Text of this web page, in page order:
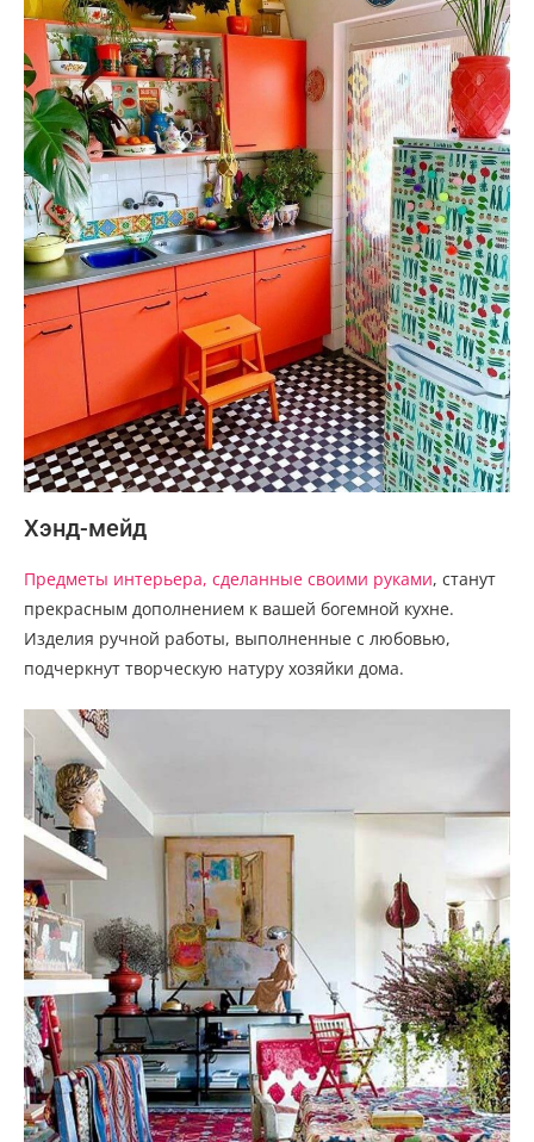
Хэнд-мейд
Предметы интерьера, сделанные своими руками, станут
прекрасным дополнением к вашей богемной кухне.
Изделия ручной работы, выполненные с любовью,
подчеркнут творческую натуру хозяйки дома.